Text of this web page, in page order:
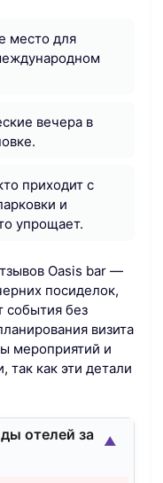
место для
вечера в
приходит с
и
упрощает.
Oasis bar —
посиделок,
события без
визита
мероприятий и
как эти детали
отелей за
▲